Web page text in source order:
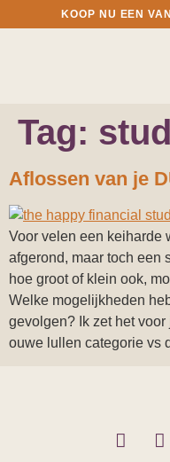
KOOP NU EEN
Tag:
Aflossen van je
Voor velen een keiharde
afgerond, maar toch een
hoe groot of klein ook,
Welke mogelijkheden
gevolgen? Ik zet het
ouwe lullen categorie vs